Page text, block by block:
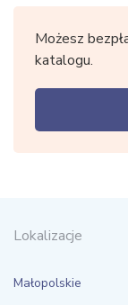
Możesz
katalogu.
Lokalizacje
Małopolskie